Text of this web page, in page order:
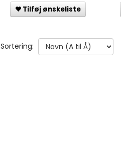
Tilføj ønskeliste
Sortering: